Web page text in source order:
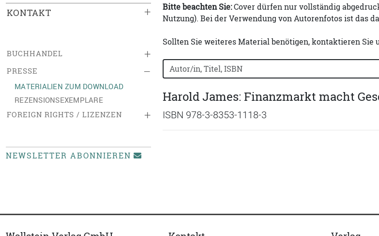
+
KONTAKT
+
BUCHHANDEL
–
PRESSE
MATERIALIEN ZUM DOWNLOAD
REZENSIONSEXEMPLARE
+
FOREIGN RIGHTS / LIZENZEN
NEWSLETTER ABONNIEREN
Bitte beachten Sie:Cover dürfen nur vollständig
Nutzung). Bei der Verwendung von Autorenfotos ist das
Sollten Sie weiteres Material benötigen, kontaktieren Sie
Bücher nach Buchtitel, Autorennamen oder ISBN suchen:
Harold James: Finanzmarkt macht
ISBN 978-3-8353-1118-3